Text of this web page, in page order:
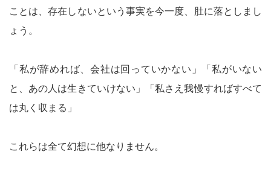
ことは、存在しないという事実を今一度、肚に落としまし
ょう。
「私が辞めれば、会社は回っていかない」「私がいない
と、あの人は生きていけない」「私さえ我慢すればすべて
は丸く収まる」
これらは全て幻想に他なりません。